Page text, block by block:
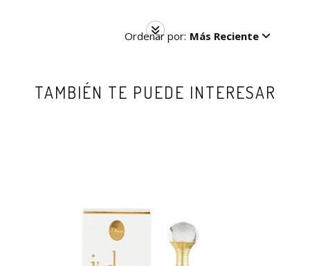
Ordenar por: Más Reciente
TAMBIÉN TE PUEDE INTERESAR